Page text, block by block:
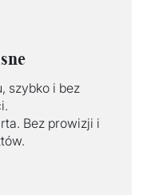
szybko i bez
Bez prowizji i